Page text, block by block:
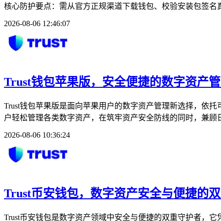
核心防护要点：需从官方正规渠道下载钱包、校验安装包签
2026-08-06 12:46:07
Trust钱包苹果版，安全便捷的数字资产
Trust钱包苹果版是面向苹果用户的数字资产管理新选择，依
户轻松管理各类数字资产，在筑牢资产安全防线的同时，兼
2026-08-06 10:36:24
Trust币安钱包，数字资产安全与便捷的
Trust币安钱包是数字资产领域中安全与便捷的双重守护者，